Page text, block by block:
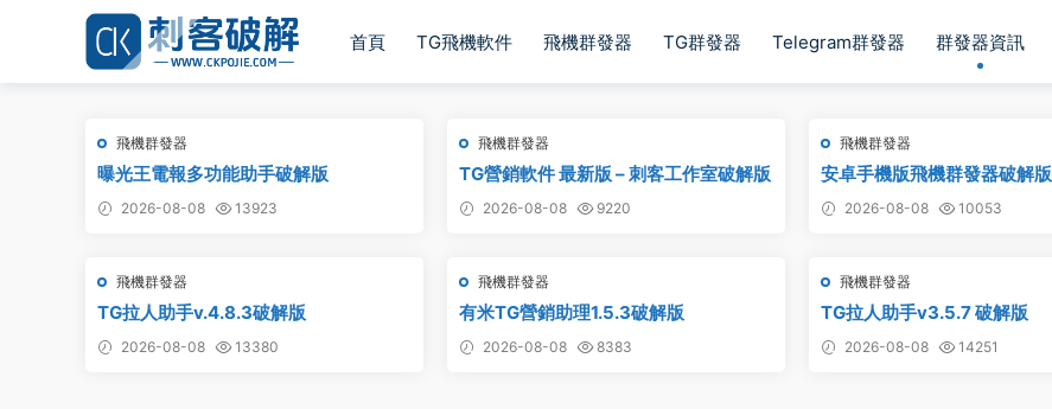
首頁 TG飛機軟件 飛機群發器 TG群發器 Telegram群發器 群發器資訊
飛機群發器
曝光王電報多功能助手破解版
2026-08-08 13923
飛機群發器
TG營銷軟件 最新版 – 刺客工作室破解版
2026-08-08 9220
飛機群發器
安卓手機版飛機群發器破解版
2026-08-08 10053
飛機群發器
TG拉人助手v.4.8.3破解版
2026-08-08 13380
飛機群發器
有米TG營銷助理1.5.3破解版
2026-08-08 8383
飛機群發器
TG拉人助手v3.5.7 破解版
2026-08-08 14251